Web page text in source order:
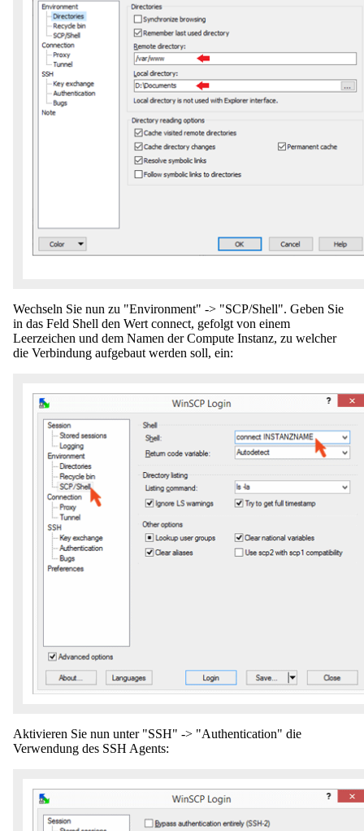
Wechseln Sie nun zu "Environment" -> "SCP/Shell". Geben Sie
in das Feld Shell den Wert connect, gefolgt von einem
Leerzeichen und dem Namen der Compute Instanz, zu welcher
die Verbindung aufgebaut werden soll, ein:
Aktivieren Sie nun unter "SSH" -> "Authentication" die
Verwendung des SSH Agents: